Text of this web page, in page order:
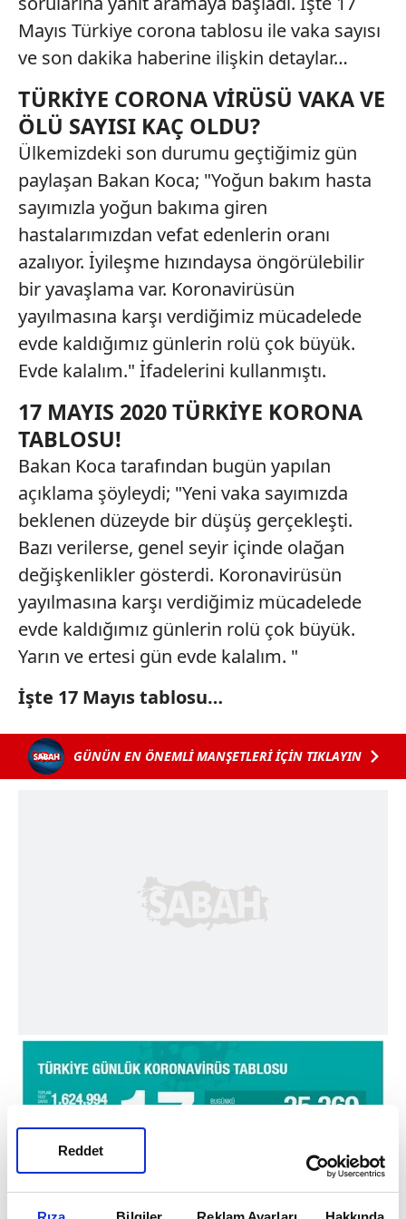
Reddet
Mayıs Türkiye corona tablosu ile vaka sayısı
ve son dakika haberine ilişkin detaylar…
TÜRKİYE CORONA VİRÜSÜ VAKA VE
ÖLÜ SAYISI KAÇ OLDU?
Ülkemizdeki son durumu geçtiğimiz gün
paylaşan Bakan Koca; "Yoğun bakım hasta
sayımızla yoğun bakıma giren
hastalarımızdan vefat edenlerin oranı
azalıyor. İyileşme hızındaysa öngörülebilir
bir yavaşlama var. Koronavirüsün
yayılmasına karşı verdiğimiz mücadelede
evde kaldığımız günlerin rolü çok büyük.
Evde kalalım." İfadelerini kullanmıştı.
17 MAYIS 2020 TÜRKİYE KORONA
TABLOSU!
Bakan Koca tarafından bugün yapılan
açıklama şöyleydi; "Yeni vaka sayımızda
beklenen düzeyde bir düşüş gerçekleşti.
Bazı verilerse, genel seyir içinde olağan
değişkenlikler gösterdi. Koronavirüsün
yayılmasına karşı verdiğimiz mücadelede
evde kaldığımız günlerin rolü çok büyük.
Yarın ve ertesi gün evde kalalım. "
İşte 17 Mayıs tablosu…
GÜNÜN EN ÖNEMLİ MANŞETLERİ İÇİN TIKLAYIN